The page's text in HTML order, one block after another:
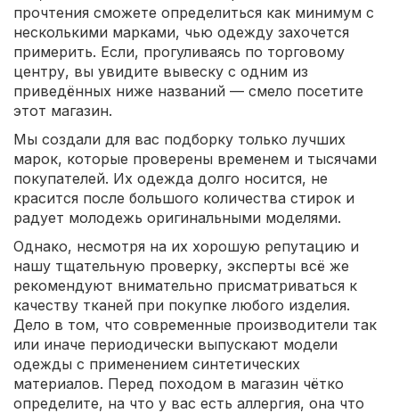
прочтения сможете определиться как минимум с
несколькими марками, чью одежду захочется
примерить. Если, прогуливаясь по торговому
центру, вы увидите вывеску с одним из
приведённых ниже названий — смело посетите
этот магазин.
Мы создали для вас подборку только лучших
марок, которые проверены временем и тысячами
покупателей. Их одежда долго носится, не
красится после большого количества стирок и
радует молодежь оригинальными моделями.
Однако, несмотря на их хорошую репутацию и
нашу тщательную проверку, эксперты всё же
рекомендуют внимательно присматриваться к
качеству тканей при покупке любого изделия.
Дело в том, что современные производители так
или иначе периодически выпускают модели
одежды с применением синтетических
материалов. Перед походом в магазин чётко
определите, на что у вас есть аллергия, она что